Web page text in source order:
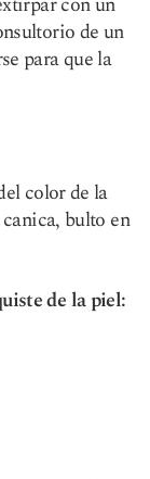
de un
para que la
color de la
bulto en
de la piel: